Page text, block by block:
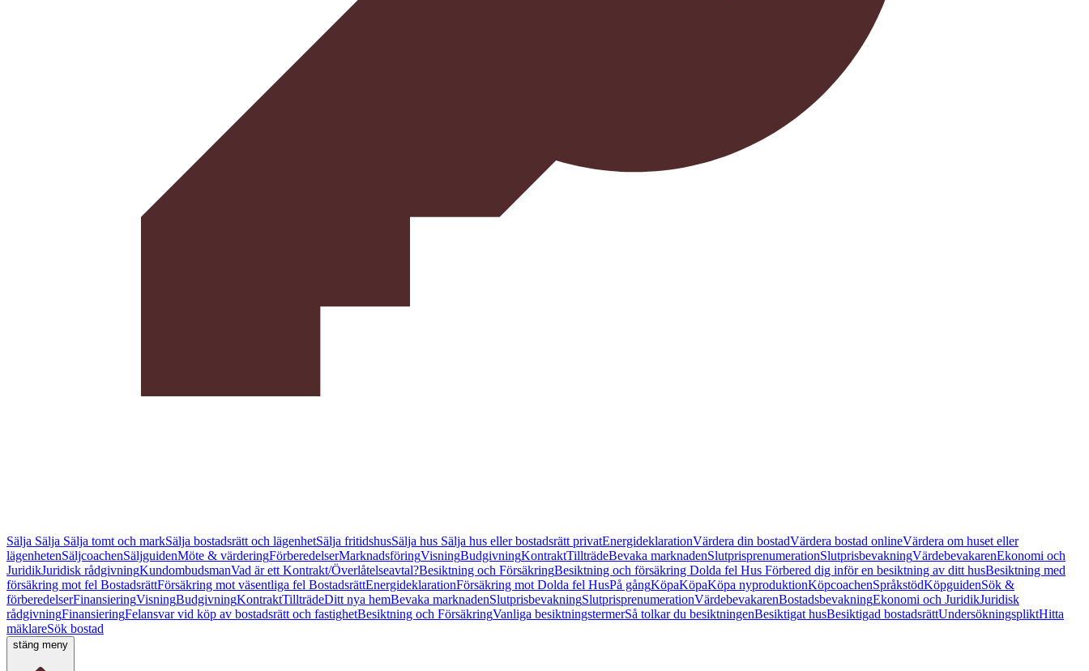
Sälja Sälja Sälja tomt och markSälja bostadsrätt och lägenhetSälja fritidshusSälja hus Sälja hus eller bostadsrätt privatEnergideklarationVärdera din bostadVärdera bostad onlineVärdera om huset eller
lägenhetenSäljcoachenSäljguidenMöte & värderingFörberedelserMarknadsföringVisningBudgivningKontraktTillträdeBevaka marknadenSlutprisprenumerationSlutprisbevakningVärdebevakarenEkonomi och
JuridikJuridisk rådgivningKundombudsmanVad är ett Kontrakt/Överlåtelseavtal?Besiktning och FörsäkringBesiktning och försäkring Dolda fel Hus Förbered dig inför en besiktning av ditt husBesiktning med
försäkring mot fel BostadsrättFörsäkring mot väsentliga fel BostadsrättEnergideklarationFörsäkring mot Dolda fel HusPå gångKöpaKöpaKöpa nyproduktionKöpcoachenSpråkstödKöpguidenSök &
förberedelserFinansieringVisningBudgivningKontraktTillträdeDitt nya hemBevaka marknadenSlutprisbevakningSlutprisprenumerationVärdebevakarenBostadsbevakningEkonomi och JuridikJuridisk
rådgivningFinansieringFelansvar vid köp av bostadsrätt och fastighetBesiktning och FörsäkringVanliga besiktningstermerSå tolkar du besiktningenBesiktigat husBesiktigad bostadsrättUndersökningspliktHitta
mäklareSök bostad
stäng meny